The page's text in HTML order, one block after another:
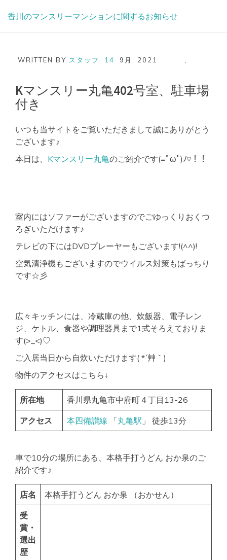
香川のマンスリーマンションに関するお知らせ
WRITTEN BY スタッフ 14 9月 2021
Kマンスリー丸亀402号室、駐車場
付き
いつも当サイトをご覧いただきまして誠にありがとう
ございます♪
本日は、 Kマンスリー丸亀のご紹介です(=ﾟωﾟ)ﾉ♡！！
室内にはソファーがございますのでごゆっくりおくつ
ろぎいただけます♪
テレビの下にはDVDプレーヤーもございます!(^^)!
空気清浄機もございますのでウイルス対策もばっちり
です☆彡
広々キッチンには、冷蔵庫の他、炊飯器、電子レン
ジ、ケトル、食器や調理器具まで1式そろえておりま
す(>_<)♡
ご入居当日から自炊いただけます( *´艸｀)
物件のアクセスはこちら↓
所在地 香川県丸亀市中府町４丁目13-26
アクセス 本四備讃線 「丸亀駅 」 徒歩13分
車で10分の場所にある、本格手打うどん おか泉のご
紹介です♪
店名 本格手打うどん おか泉 （おかせん）
受
賞・
選出
歴